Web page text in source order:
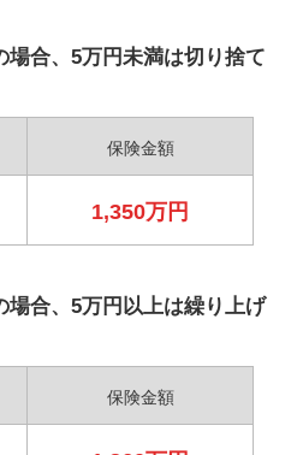
合、5万円未満は切り捨て
保険金額
1,350万円
合、5万円以上は繰り上げ
保険金額